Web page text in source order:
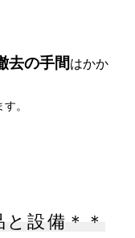
去の手間はかか
。
設備＊＊